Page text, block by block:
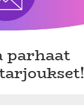
parhaat